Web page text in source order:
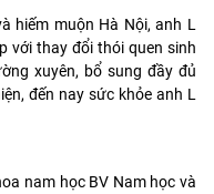
hiếm muộn Hà Nội, anh L
với thay đổi thói quen sinh
xuyên, bổ sung đầy đủ
đến nay sức khỏe anh L
nam học BV Nam học và